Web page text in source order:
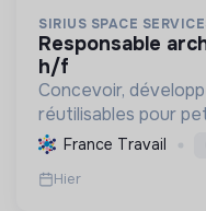
SIRIUS SPACE
responsable architecture système lanceur
h/f
Concevoir,
réutilisables pour
à l'espace durable,
technologies
France Travail
Hier